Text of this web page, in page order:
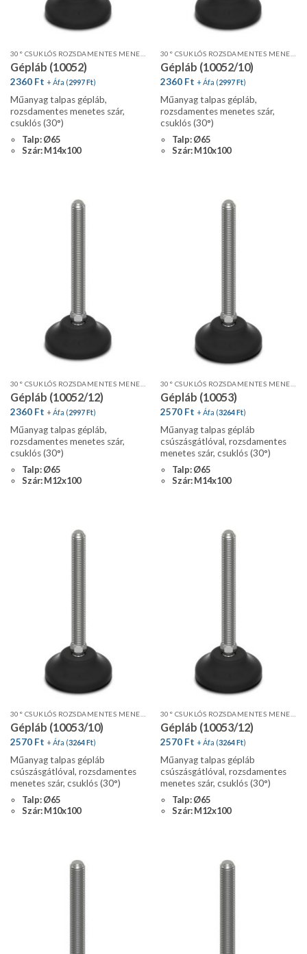
Gépláb (10052)
2360 Ft + Áfa (2997Ft)
Műanyag talpas gépláb,
rozsdamentes menetes szár,
csuklós (30°)
Talp: Ø65
Szár: M14x100
Gépláb (10052/10)
2360 Ft + Áfa (2997Ft)
Műanyag talpas gépláb,
rozsdamentes menetes szár,
csuklós (30°)
Talp: Ø65
Szár: M10x100
Gépláb (10052/12)
2360 Ft + Áfa (2997Ft)
Műanyag talpas gépláb,
rozsdamentes menetes szár,
csuklós (30°)
Talp: Ø65
Szár: M12x100
Gépláb (10053)
2570 Ft + Áfa (3264Ft)
Műanyag talpas gépláb
csúszásgátlóval, rozsdamentes
menetes szár, csuklós (30°)
Talp: Ø65
Szár: M14x100
Gépláb (10053/10)
2570 Ft + Áfa (3264Ft)
Műanyag talpas gépláb
csúszásgátlóval, rozsdamentes
menetes szár, csuklós (30°)
Talp: Ø65
Szár: M10x100
Gépláb (10053/12)
2570 Ft + Áfa (3264Ft)
Műanyag talpas gépláb
csúszásgátlóval, rozsdamentes
menetes szár, csuklós (30°)
Talp: Ø65
Szár: M12x100